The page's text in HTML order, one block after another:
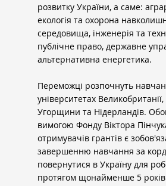
розвитку України, а саме:
екологія та охорона
середовища, інженерія та
публічне право, державне
альтернативна енергетика.
Переможці розпочнуть
університетах
Угорщини та Нідерландів.
вимогою Фонду Віктора
отримувачів грантів є
завершенню навчання за
повернутися в Україну для
протягом щонайменше 5